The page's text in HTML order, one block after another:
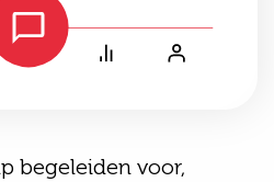
begeleiden voor,